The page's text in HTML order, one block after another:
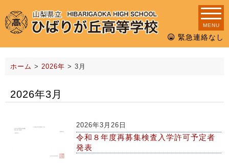
MENU
緊急連絡なし
ホーム > 2026年 > 3月
2026年3月
2026年3月26日
令和８年度再募集検査入学許可予定者
発表